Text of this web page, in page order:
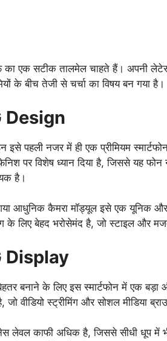
का एक सटीक तालमेल चाहते हैं।
के बीच तेजी से चर्चा का विषय बन गया है।
Design
पहली नजर में ही एक प्रीमियम
पर विशेष ध्यान दिया है, जिससे यह
है।
आधुनिक कैमरा मॉड्यूल इसे एक यूनिक और
के लिए बेहद भरोसेमंद है, जो स्टाइल और
Display
बनाने के लिए इस स्मार्टफोन में एक बड़ा
वीडियो स्ट्रीमिंग और सोशल मीडिया
लेवल काफी अधिक है, जिससे सीधी धूप में